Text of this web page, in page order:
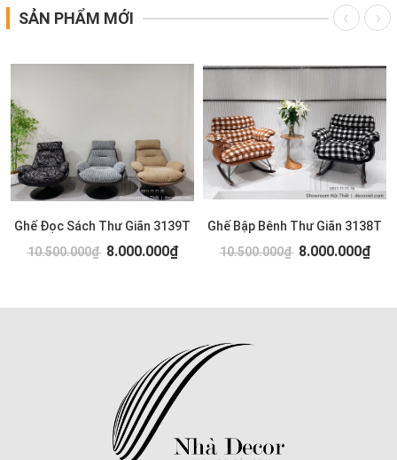
SẢN PHẨM MỚI
Ghế Đọc Sách Thư Giãn 3139T
10.500.000₫ 8.000.000₫
Ghế Bập Bênh Thư Giãn 3138T
10.500.000₫ 8.000.000₫